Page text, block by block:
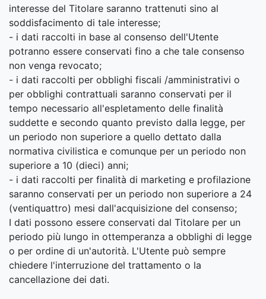
interesse del Titolare saranno trattenuti sino al
soddisfacimento di tale interesse;
- i dati raccolti in base al consenso dell'Utente
potranno essere conservati fino a che tale consenso
non venga revocato;
- i dati raccolti per obblighi fiscali /amministrativi o
per obblighi contrattuali saranno conservati per il
tempo necessario all'espletamento delle finalità
suddette e secondo quanto previsto dalla legge, per
un periodo non superiore a quello dettato dalla
normativa civilistica e comunque per un periodo non
superiore a 10 (dieci) anni;
- i dati raccolti per finalità di marketing e profilazione
saranno conservati per un periodo non superiore a 24
(ventiquattro) mesi dall'acquisizione del consenso;
I dati possono essere conservati dal Titolare per un
periodo più lungo in ottemperanza a obblighi di legge
o per ordine di un'autorità. L'Utente può sempre
chiedere l'interruzione del trattamento o la
cancellazione dei dati.